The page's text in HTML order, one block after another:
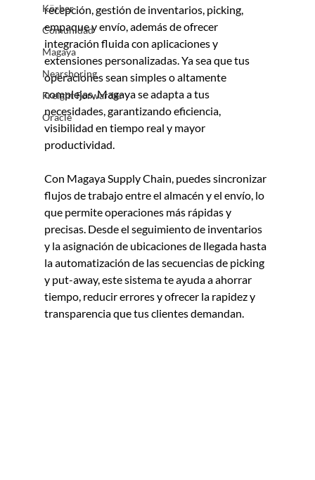
Körber
Comunidad
Magaya
Nearshoring
Freight Forwarder
Oracle
recepción, gestión de inventarios, picking,
empaque y envío, además de ofrecer
integración fluida con aplicaciones y
extensiones personalizadas. Ya sea que tus
operaciones sean simples o altamente
complejas, Magaya se adapta a tus
necesidades, garantizando eficiencia,
visibilidad en tiempo real y mayor
productividad.
Con Magaya Supply Chain, puedes sincronizar
flujos de trabajo entre el almacén y el envío, lo
que permite operaciones más rápidas y
precisas. Desde el seguimiento de inventarios
y la asignación de ubicaciones de llegada hasta
la automatización de las secuencias de picking
y put-away, este sistema te ayuda a ahorrar
tiempo, reducir errores y ofrecer la rapidez y
transparencia que tus clientes demandan.